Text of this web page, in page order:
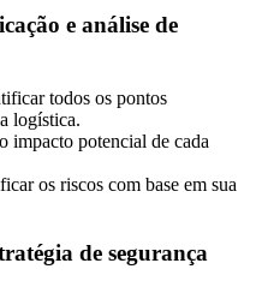
e análise de
todos os pontos
logística.
impacto potencial de cada
os riscos com base em sua
de segurança